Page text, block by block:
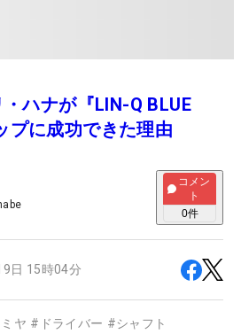
ハナが『LIN-Q BLUE
プに成功できた理由
コメン
ト
0件
日 15時04分
ヤ # ドライバー #シャフト